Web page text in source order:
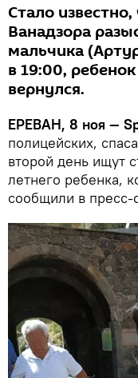
Стало
Ванадзора
мальчика
в 19:00,
вернулся.
ЕРЕВАН, 8 ноя —
полицейских,
второй день ищут
летнего ребенка,
сообщили в